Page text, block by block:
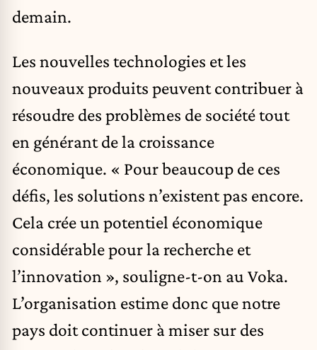
demain.
Les nouvelles technologies et les
nouveaux produits peuvent contribuer à
résoudre des problèmes de société tout
en générant de la croissance
économique. « Pour beaucoup de ces
défis, les solutions n’existent pas encore.
Cela crée un potentiel économique
considérable pour la recherche et
l’innovation », souligne-t-on au Voka.
L’organisation estime donc que notre
pays doit continuer à miser sur des